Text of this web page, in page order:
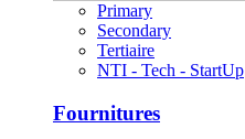
Primary
Secondary
Tertiaire
NTI - Tech - StartUp
Fournitures